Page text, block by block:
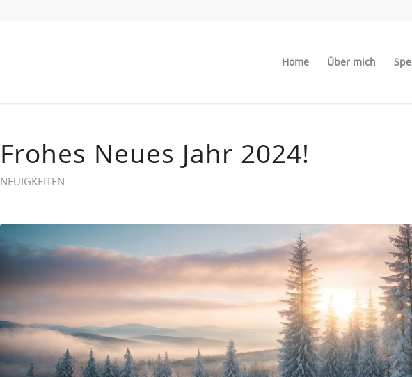
Home Über mich
Frohes Neues Jahr 2024!
NEUIGKEITEN